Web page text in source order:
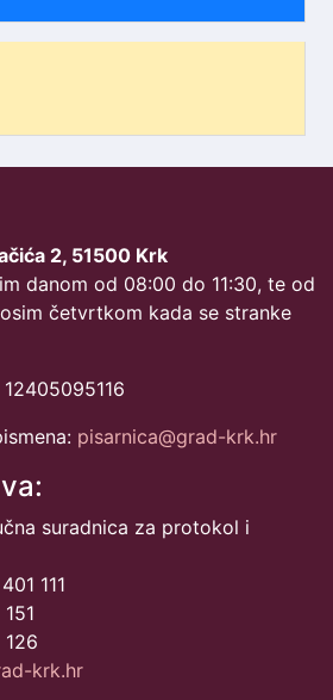
2, 51500 Krk
danom od 08:00 do 11:30, te od
četvrtkom kada se stranke
12405095116
pisarnica@grad-krk.hr
suradnica za protokol i
111
krk.hr